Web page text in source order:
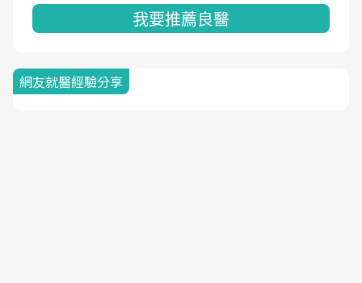
我要推薦良醫
網友就醫經驗分享